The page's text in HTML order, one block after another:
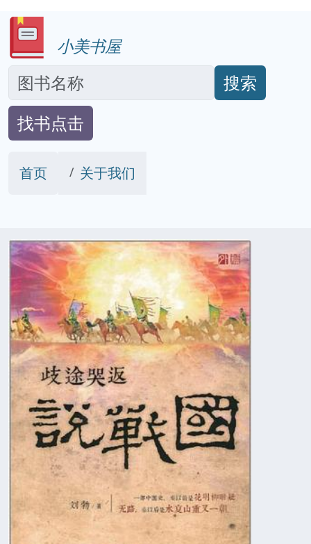
小美书屋
搜索
找书点击
首页 关于我们